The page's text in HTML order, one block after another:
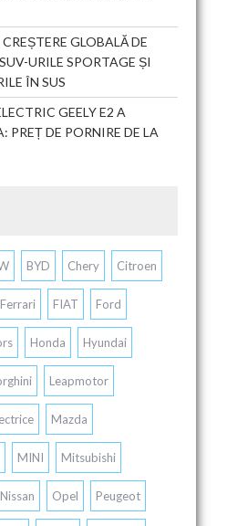
GLOBALĂ DE
URILE SPORTAGE ȘI
ÎN SUS
GEELY E2 A
PREȚ DE PORNIRE DE LA
BYD Chery Citroen
Ferrari FIAT Ford
Honda Hyundai
Leapmotor
Mazda
MINI Mitsubishi
Nissan Opel Peugeot